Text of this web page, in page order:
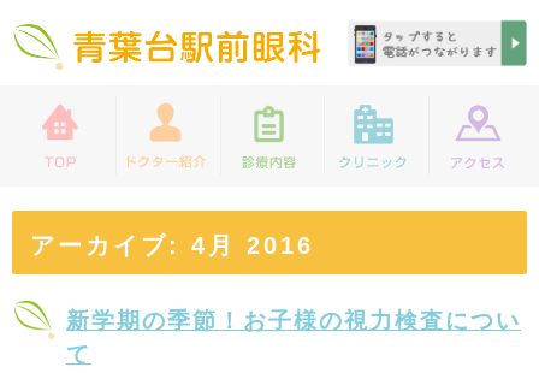
アーカイブ: 4月 2016
新学期の季節！お子様の視力検査につい
て